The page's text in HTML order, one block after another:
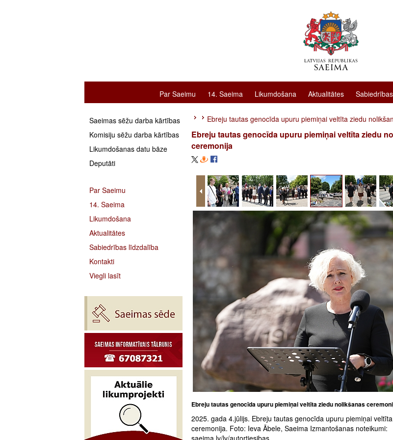
Par Saeimu 14. Saeima Likumdošana Aktualitātes
Saeimas sēžu darba kārtības
Komisiju sēžu darba kārtības
Likumdošanas datu bāze
Deputāti
Par Saeimu
14. Saeima
Likumdošana
Aktualitātes
Sabiedrības līdzdalība
Kontakti
Viegli lasīt
Ebreju tautas genocīda upuru piemiņai veltīta ziedu
Ebreju tautas genocīda upuru piemiņai veltīta ziedu
ceremonija
Ebreju tautas genocīda upuru piemiņai veltīta ziedu nolikšanas
2025. gada 4.jūlijs. Ebreju tautas genocīda upuru piemiņai
ceremonija. Foto: Ieva Ābele, Saeima Izmantošanas noteikumi:
saeima.lv/lv/autortiesibas